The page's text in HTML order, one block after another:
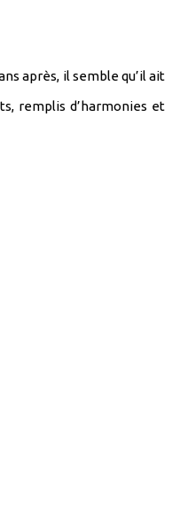
après, il semble qu’il ait
remplis d’harmonies et